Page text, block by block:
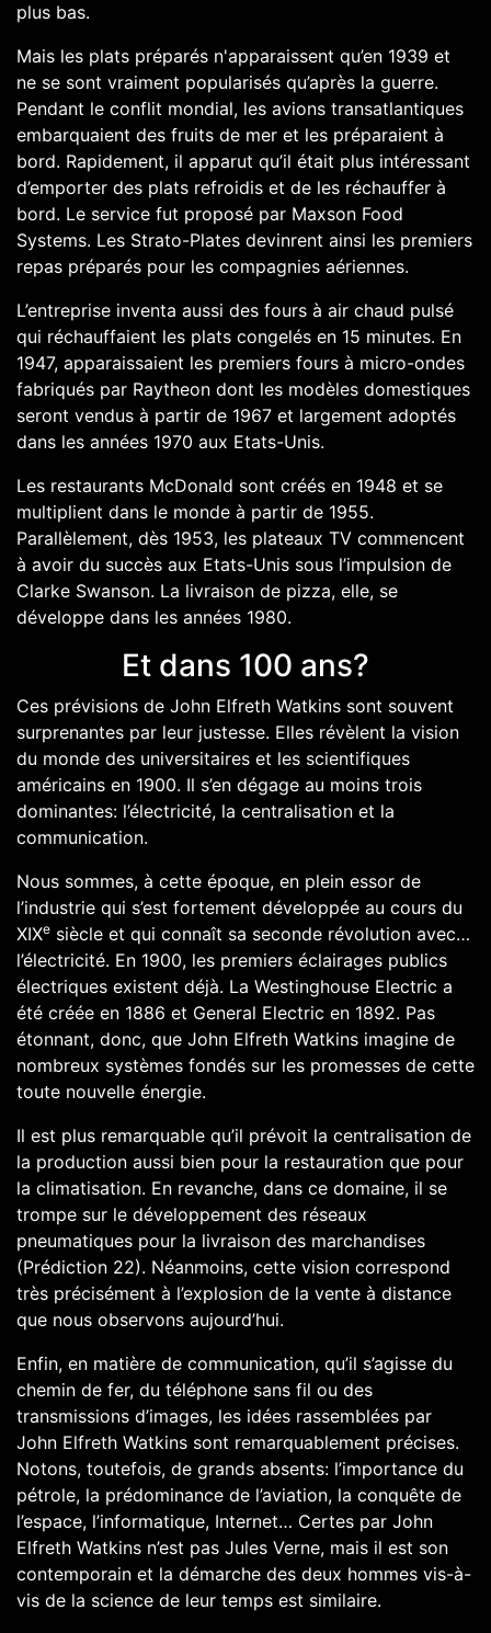
plus bas.
Mais les plats préparés n'apparaissent qu’en 1939 et
ne se sont vraiment popularisés qu’après la guerre.
Pendant le conflit mondial, les avions transatlantiques
embarquaient des fruits de mer et les préparaient à
bord. Rapidement, il apparut qu’il était plus intéressant
d’emporter des plats refroidis et de les réchauffer à
bord. Le service fut proposé par Maxson Food
Systems. Les Strato-Plates devinrent ainsi les premiers
repas préparés pour les compagnies aériennes.
L’entreprise inventa aussi des fours à air chaud pulsé
qui réchauffaient les plats congelés en 15 minutes. En
1947, apparaissaient les premiers fours à micro-ondes
fabriqués par Raytheon dont les modèles domestiques
seront vendus à partir de 1967 et largement adoptés
dans les années 1970 aux Etats-Unis.
Les restaurants McDonald sont créés en 1948 et se
multiplient dans le monde à partir de 1955.
Parallèlement, dès 1953, les plateaux TV commencent
à avoir du succès aux Etats-Unis sous l’impulsion de
Clarke Swanson. La livraison de pizza, elle, se
développe dans les années 1980.
Et dans 100 ans?
Ces prévisions de John Elfreth Watkins sont souvent
surprenantes par leur justesse. Elles révèlent la vision
du monde des universitaires et les scientifiques
américains en 1900. Il s’en dégage au moins trois
dominantes: l’électricité, la centralisation et la
communication.
Nous sommes, à cette époque, en plein essor de
l’industrie qui s’est fortement développée au cours du
XIXe siècle et qui connaît sa seconde révolution avec…
l’électricité. En 1900, les premiers éclairages publics
électriques existent déjà. La Westinghouse Electric a
été créée en 1886 et General Electric en 1892. Pas
étonnant, donc, que John Elfreth Watkins imagine de
nombreux systèmes fondés sur les promesses de cette
toute nouvelle énergie.
Il est plus remarquable qu’il prévoit la centralisation de
la production aussi bien pour la restauration que pour
la climatisation. En revanche, dans ce domaine, il se
trompe sur le développement des réseaux
pneumatiques pour la livraison des marchandises
(Prédiction 22). Néanmoins, cette vision correspond
très précisément à l’explosion de la vente à distance
que nous observons aujourd’hui.
Enfin, en matière de communication, qu’il s’agisse du
chemin de fer, du téléphone sans fil ou des
transmissions d’images, les idées rassemblées par
John Elfreth Watkins sont remarquablement précises.
Notons, toutefois, de grands absents: l’importance du
pétrole, la prédominance de l’aviation, la conquête de
l’espace, l’informatique, Internet… Certes par John
Elfreth Watkins n’est pas Jules Verne, mais il est son
contemporain et la démarche des deux hommes vis-à-
vis de la science de leur temps est similaire.